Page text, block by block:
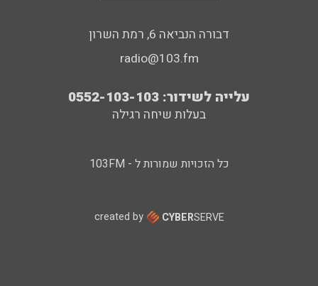
דבורה הנביאה 6, רמת השרון
radio@103.fm
עלייה לשידור: 0552-103-103
בעלות שיחה רגילה
כל הזכויות שמורות ל - 103FM
created by CYBERSERVE